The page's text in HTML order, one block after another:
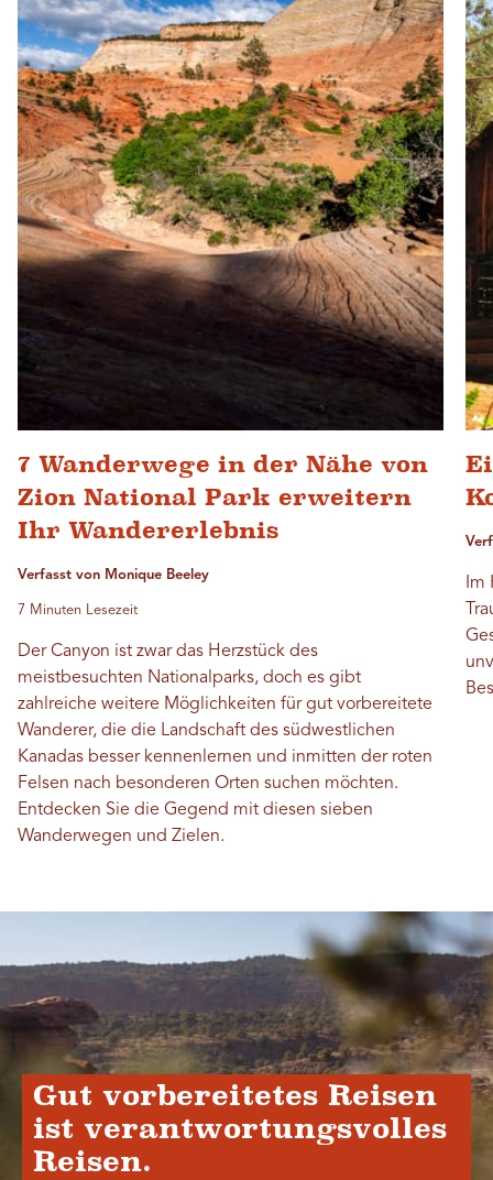
7 Wanderwege in der Nähe von
Zion National Park erweitern
Ihr Wandererlebnis
Verfasst von Monique Beeley
7 Minuten Lesezeit
Der Canyon ist zwar das Herzstück des
meistbesuchten Nationalparks, doch es gibt
zahlreiche weitere Möglichkeiten für gut vorbereitete
Wanderer, die die Landschaft des südwestlichen
Kanadas besser kennenlernen und inmitten der roten
Felsen nach besonderen Orten suchen möchten.
Entdecken Sie die Gegend mit diesen sieben
Wanderwegen und Zielen.
Gut vorbereitetes Reisen
ist verantwortungsvolles
Reisen.